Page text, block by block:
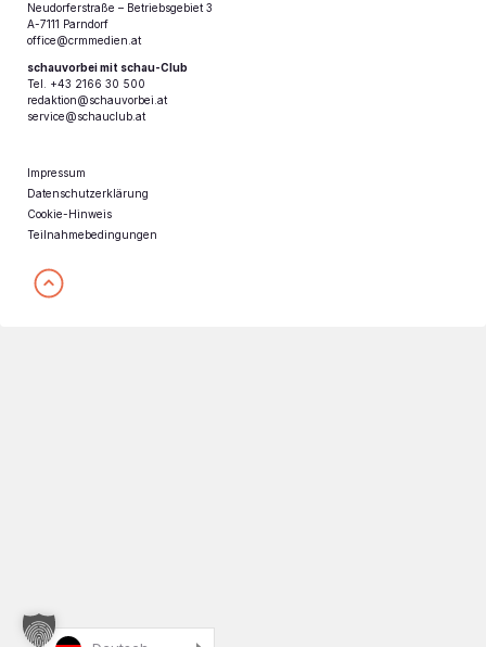
Neudorferstraße – Betriebsgebiet 3
A-7111 Parndorf
office@crmmedien.at
schauvorbei mit schau-Club
Tel. +43 2166 30 500
redaktion@schauvorbei.at
service@schauclub.at
Impressum
Datenschutzerklärung
Cookie-Hinweis
Teilnahmebedingungen